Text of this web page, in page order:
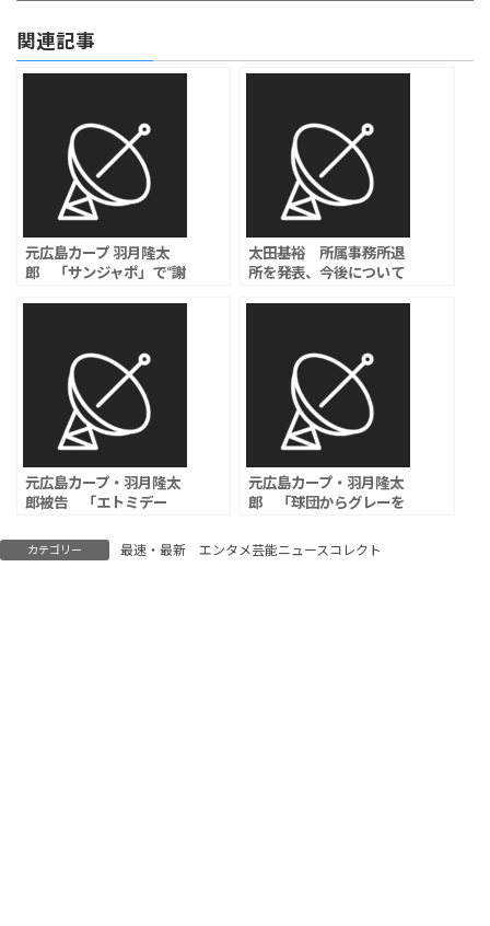
関連記事
元広島カープ 羽月隆太
郎 「サンジャポ」で“謝
太田基裕 所属事務所退
所を発表、今後について
元広島カープ・羽月隆太
郎被告 「エトミデー
行猶予3年の判決、「周
囲に吸っているカープ選
元広島カープ・羽月隆太
郎 「球団からグレーを
いと言われた」告発に、
広島・鈴木本部長「ネッ
カテゴリー 最速・最新 エンタメ芸能ニュースコレクト